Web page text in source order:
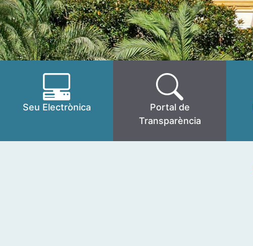
Seu Electrònica
Portal de
Transparència